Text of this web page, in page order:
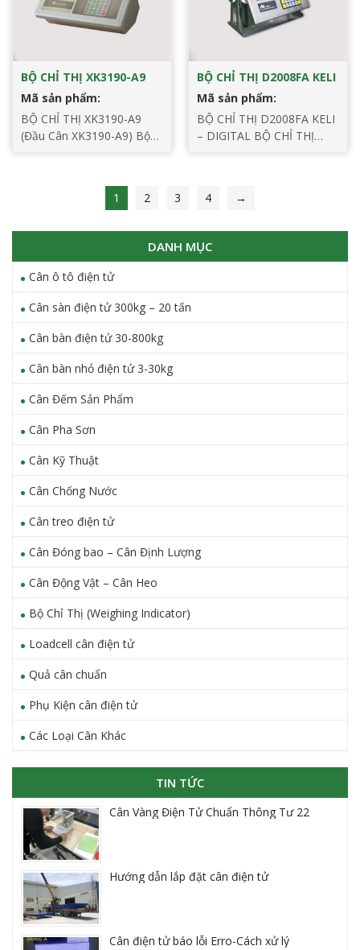
BỘ CHỈ THỊ XK3190-A9
Mã sản phẩm:
BỘ CHỈ THỊ XK3190-A9
(Đầu Cân XK3190-A9) Bộ
tử A9, hay còn gọi là bộ chỉ
thị cân, áp dụng công nghệ
dụng phổ biến cho các ứng
dụng cho cân bàn, cân […]
BỘ CHỈ THỊ D2008FA KELI
Mã sản phẩm:
BỘ CHỈ THỊ D2008FA KELI
– DIGITAL BỘ CHỈ THỊ
gọi là Đầu cân D2008FA là
dùng cho cân ô tô, cân xe
1 2 3 4 →
DANH MỤC
Cân ô tô điện tử
Cân sàn điện tử 300kg – 20 tấn
Cân bàn điện tử 30-800kg
Cân bàn nhỏ điện tử 3-30kg
Cân Đếm Sản Phẩm
Cân Pha Sơn
Cân Kỹ Thuật
Cân Chống Nước
Cân treo điện tử
Cân Đóng bao – Cân Định Lượng
Cân Động Vật – Cân Heo
Bộ Chỉ Thị (Weighing Indicator)
Loadcell cân điện tử
Quả cân chuẩn
Phụ Kiện cân điện tử
Các Loại Cân Khác
TIN TỨC
Cân Vàng Điện Tử Chuẩn Thông Tư 22
Hướng dẫn lắp đặt cân điện tử
Cân điện tử báo lỗi Erro-Cách xử lý